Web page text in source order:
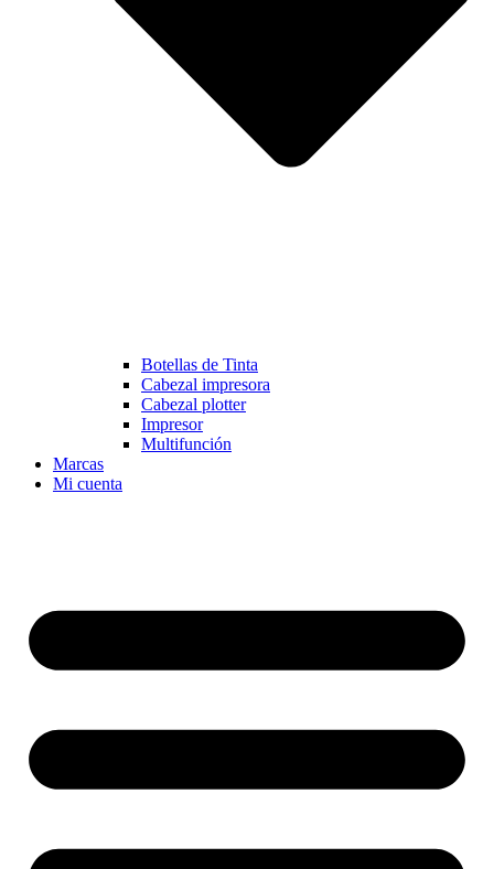
Botellas de Tinta
Cabezal impresora
Cabezal plotter
Impresor
Multifunción
Marcas
Mi cuenta